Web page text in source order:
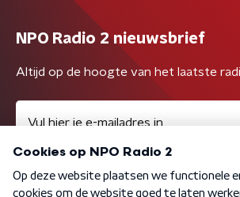
NPO Radio 2 nieuwsbrief
Altijd op de hoogte van het laatste